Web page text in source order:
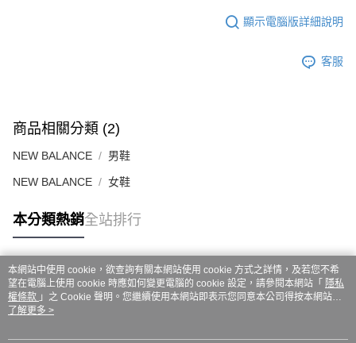
購買商品的店家。未經商家同意取消之訂單仍視為有效，需透過AFTEE先享
是否繳費成功／繳費後需取消欲退款等相關疑問，請聯繫「AFTEE先享後付
１．透過由恩沛科技股份有限公司提供之「AFTEE先享後付」服務完成之交
易，需依本服務之必要範圍內提供個人資料，並將交易相關給付款項請求債
權轉讓予恩沛科技股份有限公司。
２．關於個人資料處理事宜，請瀏覽以下網址：
https://aftee.tw/terms/#terms3
３．未成年的使用者請事先徵得法定代理人或監護人之同意方可使用
任。
請求用戶進行身份認證。
５．嚴禁一人註冊多個帳號或使用他人資訊註冊。若發現惡意使用之情形，
恩沛科技股份有限公司將有權停止該用戶之使用額度並採取法律行動。
每筆NT$80，滿NT$999(含以上)免運費
顯示電腦版詳細說明
客服
商品相關分類 (2)
NEW BALANCE 男鞋
NEW BALANCE 女鞋
本分類熱銷全站排行
熱門標籤
本網站中使用 cookie，欲查詢有關本網站使用 cookie 方式之詳情，及若您不希
望在電腦上使用 cookie 時應如何變更電腦的 cookie 設定，請參閱本網站「 隱私
權條款 」之 Cookie 聲明。您繼續使用本網站即表示您同意本公司得按本網站使
用條款之 Cookie 聲明使用 cookie。
了解更多 >